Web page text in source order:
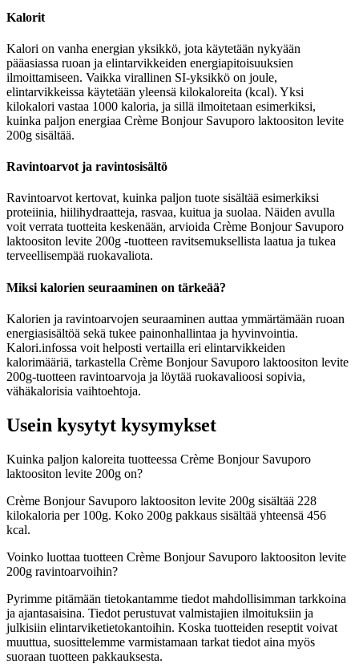
Kalorit
Kalori on vanha energian yksikkö, jota käytetään nykyään
pääasiassa ruoan ja elintarvikkeiden energiapitoisuuksien
ilmoittamiseen. Vaikka virallinen SI-yksikkö on joule,
elintarvikkeissa käytetään yleensä kilokaloreita (kcal). Yksi
kilokalori vastaa 1000 kaloria, ja sillä ilmoitetaan esimerkiksi,
kuinka paljon energiaa Crème Bonjour Savuporo laktoositon levite
200g sisältää.
Ravintoarvot ja ravintosisältö
Ravintoarvot kertovat, kuinka paljon tuote sisältää esimerkiksi
proteiinia, hiilihydraatteja, rasvaa, kuitua ja suolaa. Näiden avulla
voit verrata tuotteita keskenään, arvioida Crème Bonjour Savuporo
laktoositon levite 200g -tuotteen ravitsemuksellista laatua ja tukea
terveellisempää ruokavaliota.
Miksi kalorien seuraaminen on tärkeää?
Kalorien ja ravintoarvojen seuraaminen auttaa ymmärtämään ruoan
energiasisältöä sekä tukee painonhallintaa ja hyvinvointia.
Kalori.infossa voit helposti vertailla eri elintarvikkeiden
kalorimääriä, tarkastella Crème Bonjour Savuporo laktoositon levite
200g-tuotteen ravintoarvoja ja löytää ruokavalioosi sopivia,
vähäkalorisia vaihtoehtoja.
Usein kysytyt kysymykset
Kuinka paljon kaloreita tuotteessa Crème Bonjour Savuporo
laktoositon levite 200g on?
Crème Bonjour Savuporo laktoositon levite 200g sisältää 228
kilokaloria per 100g. Koko 200g pakkaus sisältää yhteensä 456
kcal.
Voinko luottaa tuotteen Crème Bonjour Savuporo laktoositon levite
200g ravintoarvoihin?
Pyrimme pitämään tietokantamme tiedot mahdollisimman tarkkoina
ja ajantasaisina. Tiedot perustuvat valmistajien ilmoituksiin ja
julkisiin elintarviketietokantoihin. Koska tuotteiden reseptit voivat
muuttua, suosittelemme varmistamaan tarkat tiedot aina myös
suoraan tuotteen pakkauksesta.